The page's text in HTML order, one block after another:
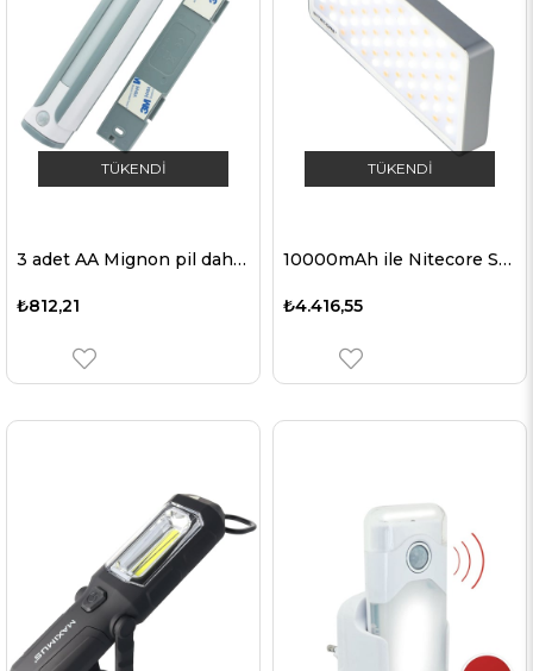
TÜKENDI
3 adet AA Mignon pil dahil 25 saate kadar sürekli ışık sağlayan LED sensör ışığı
₺812,21
TÜKENDI
10000mAh ile Nitecore SCL10 LED kamera ışığı ve güç bankası
₺4.416,55